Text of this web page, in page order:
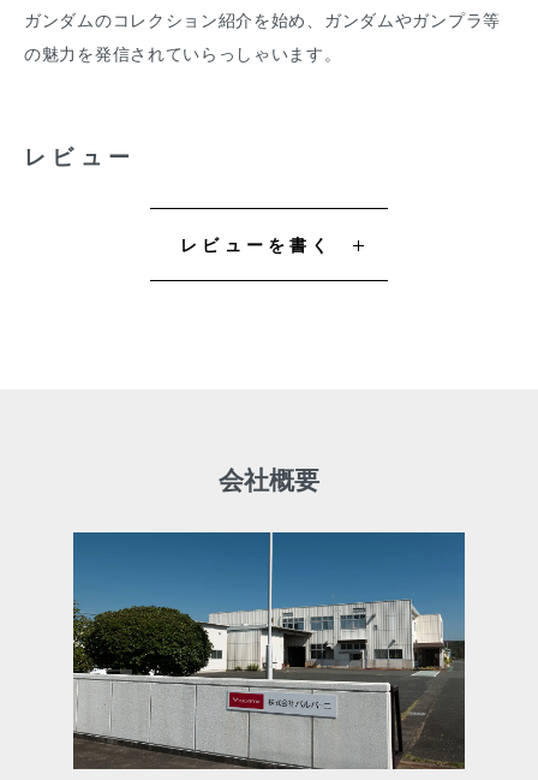
ガンダムのコレクション紹介を始め、ガンダムやガンプラ等
の魅力を発信されていらっしゃいます。
レビュー
レビューを書く
会社概要